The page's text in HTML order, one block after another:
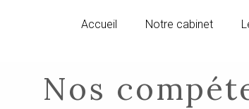
Accueil Notre cabinet
Nos